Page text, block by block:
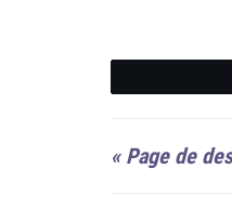
« Page de